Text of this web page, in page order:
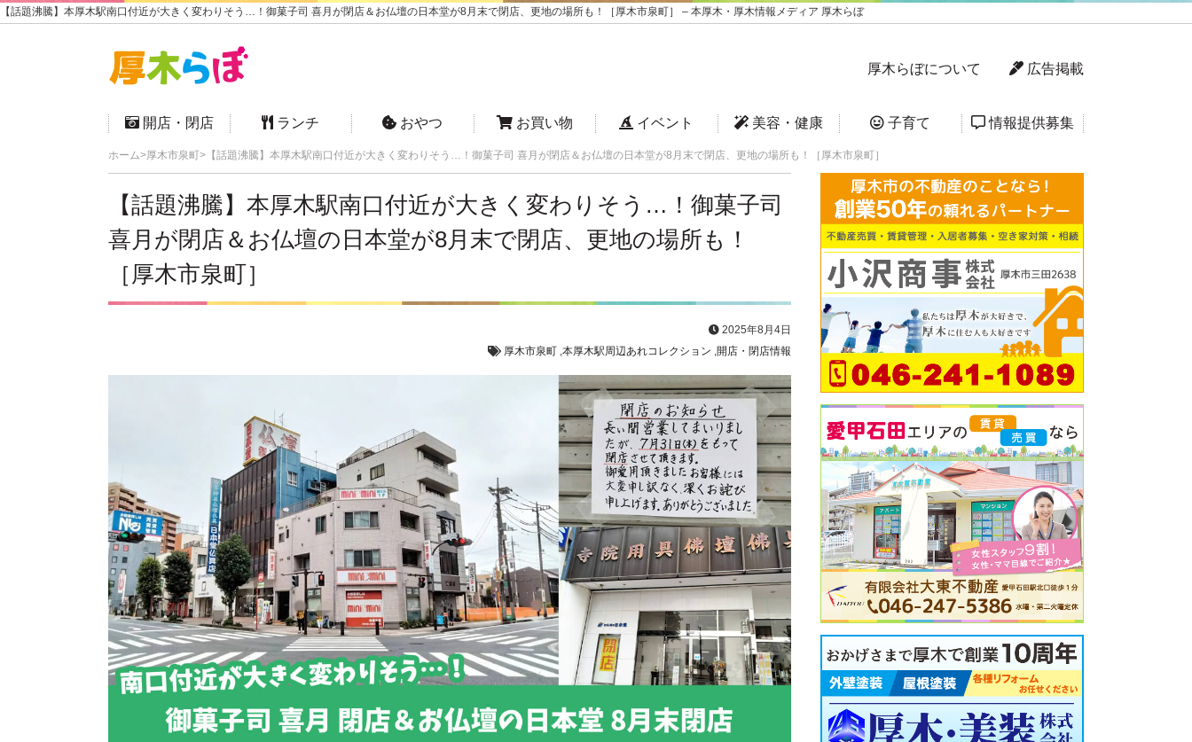
【話題沸騰】本厚木駅南口付近が大きく変わりそう…！御菓子司 喜月が閉店＆お仏壇の日本堂が8月末で閉店、更地の場所も！［厚木市泉町］ – 本厚木・厚木情報メディア 厚木らぼ
厚木らぼについて 広告掲載
開店・閉店 ランチ おやつ お買い物 イベント 美容・健康 子育て 情報提供募集
ホーム 厚木市泉町 【話題沸騰】本厚木駅南口付近が大きく変わりそう…！御菓子司 喜月が閉店＆お仏壇の日本堂が8月末で閉店、更地の場所も！［厚木市泉町］
【話題沸騰】本厚木駅南口付近が大きく変わりそう…！御菓子司
喜月が閉店＆お仏壇の日本堂が8月末で閉店、更地の場所も！
［厚木市泉町］
2025年8月4日
厚木市泉町 本厚木駅周辺あれコレクション 開店・閉店情報